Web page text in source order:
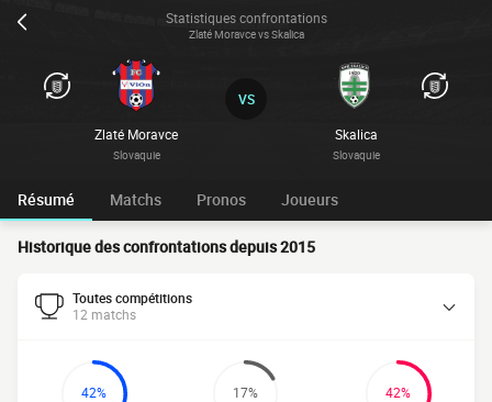
Statistiques confrontations
Zlaté Moravce vs Skalica
Zlaté Moravce
Slovaquie
Skalica
Slovaquie
VS
Résumé Matchs Pronos Joueurs
Historique des confrontations depuis 2015
Toutes compétitions
12 matchs
42% 17% 42%